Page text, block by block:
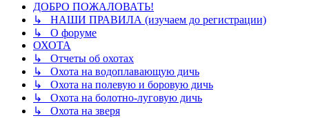
ДОБРО ПОЖАЛОВАТЬ!
↳ НАШИ ПРАВИЛА (изучаем до регистрации)
↳ О форуме
ОХОТА
↳ Отчеты об охотах
↳ Охота на водоплавающую дичь
↳ Охота на полевую и боровую дичь
↳ Охота на болотно-луговую дичь
↳ Охота на зверя